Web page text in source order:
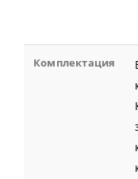
Комплектация